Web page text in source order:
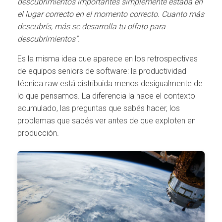
descubrimientos importantes simplemente estaba en
el lugar correcto en el momento correcto. Cuanto más
descubrís, más se desarrolla tu olfato para
descubrimientos”.
Es la misma idea que aparece en los retrospectives
de equipos seniors de software: la productividad
técnica raw está distribuida menos desigualmente de
lo que pensamos. La diferencia la hace el contexto
acumulado, las preguntas que sabés hacer, los
problemas que sabés ver antes de que exploten en
producción.